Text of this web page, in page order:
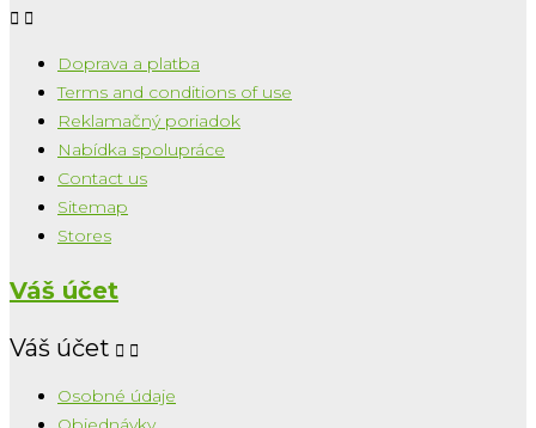
 
Doprava a platba
Terms and conditions of use
Reklamačný poriadok
Nabídka spolupráce
Contact us
Sitemap
Stores
Váš účet
Váš účet  
Osobné údaje